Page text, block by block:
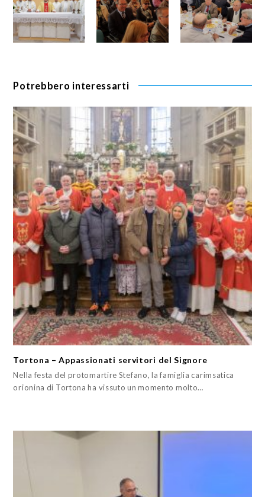
Potrebbero interessarti
Tortona – Appassionati servitori del Signore
Nella festa del protomartire Stefano, la famiglia carimsatica
orionina di Tortona ha vissuto un momento molto…